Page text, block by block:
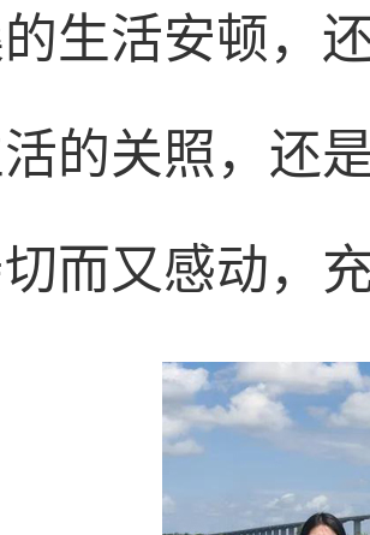
生活安顿，
的关照，还
而又感动，